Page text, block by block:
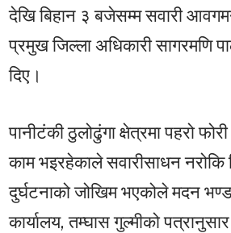
देखि बिहान ३ बजेसम्म सवारी
प्रमुख जिल्ला अधिकारी सागरमणि
दिए।
पानीटंकी ठुलोढुंगा क्षेत्रमा पहरो
काम भइरहेकाले सवारीसाधन नरोकि
दुर्घटनाको जोखिम भएकोले मदन
कार्यालय, तम्घास गुल्मीको